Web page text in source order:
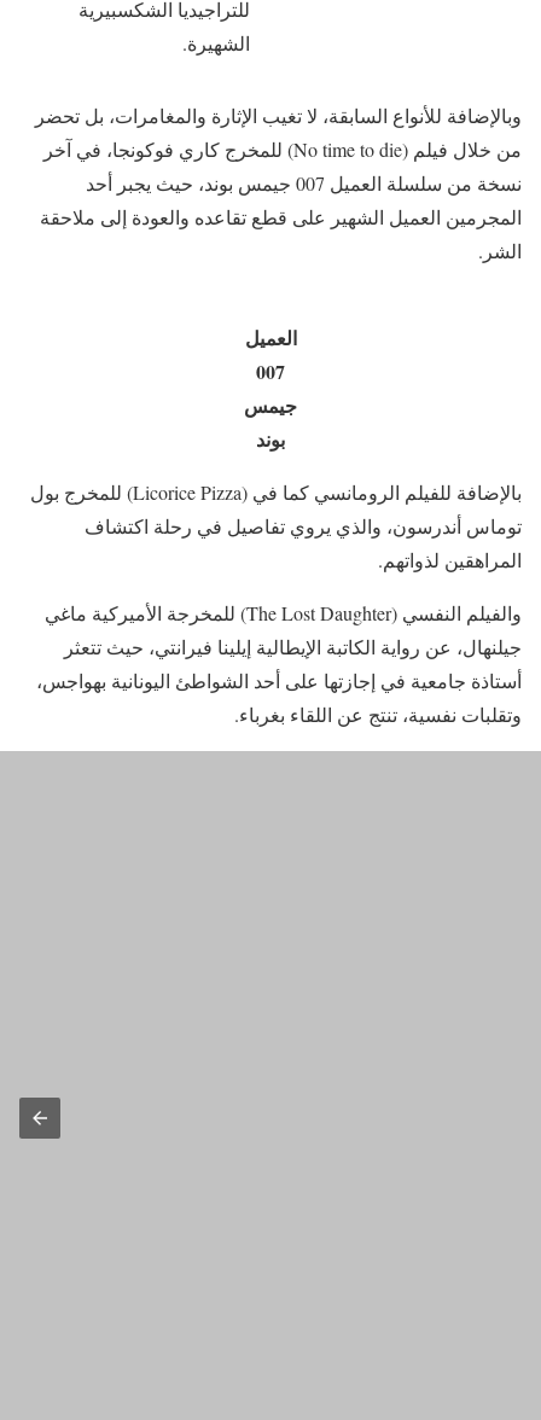
للتراجيديا الشكسبيرية
الشهيرة.
وبالإضافة للأنواع السابقة، لا تغيب الإثارة والمغامرات، بل تحضر
من خلال فيلم (No time to die) للمخرج كاري فوكونجا، في آخر
نسخة من سلسلة العميل 007 جيمس بوند، حيث يجبر أحد
المجرمين العميل الشهير على قطع تقاعده والعودة إلى ملاحقة
الشر.
العميل
007
جيمس
بوند
بالإضافة للفيلم الرومانسي كما في (Licorice Pizza) للمخرج بول
توماس أندرسون، والذي يروي تفاصيل في رحلة اكتشاف
المراهقين لذواتهم.
والفيلم النفسي (The Lost Daughter) للمخرجة الأميركية ماغي
جيلنهال، عن رواية الكاتبة الإيطالية إيلينا فيرانتي، حيث تتعثر
أستاذة جامعية في إجازتها على أحد الشواطئ اليونانية بهواجس،
وتقلبات نفسية، تنتج عن اللقاء بغرباء.